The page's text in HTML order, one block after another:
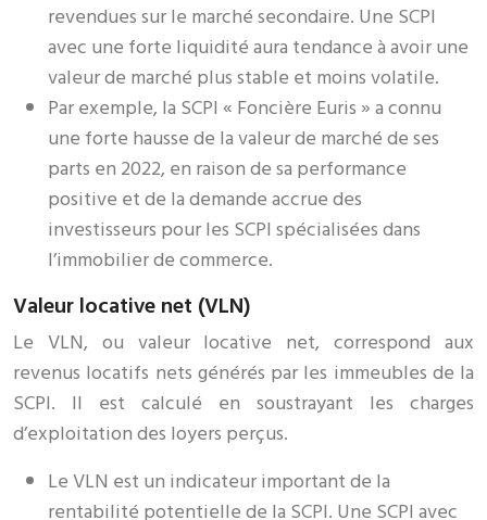
revendues sur le marché secondaire. Une SCPI
avec une forte liquidité aura tendance à avoir une
valeur de marché plus stable et moins volatile.
Par exemple, la SCPI « Foncière Euris » a connu
une forte hausse de la valeur de marché de ses
parts en 2022, en raison de sa performance
positive et de la demande accrue des
investisseurs pour les SCPI spécialisées dans
l’immobilier de commerce.
Valeur locative net (VLN)
Le VLN, ou valeur locative net, correspond aux
revenus locatifs nets générés par les immeubles de la
SCPI. Il est calculé en soustrayant les charges
d’exploitation des loyers perçus.
Le VLN est un indicateur important de la
rentabilité potentielle de la SCPI. Une SCPI avec